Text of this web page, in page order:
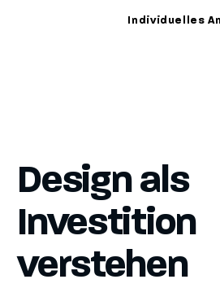
Individuelles
Design als
Investition
verstehen